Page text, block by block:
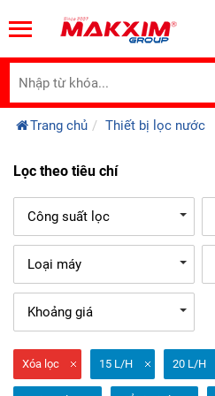
Trang chủ Thiết bị lọc nước
Lọc theo tiêu chí
Công suất lọc
Loại máy
Khoảng giá
Xóa lọc 15 L/H 20 L/H